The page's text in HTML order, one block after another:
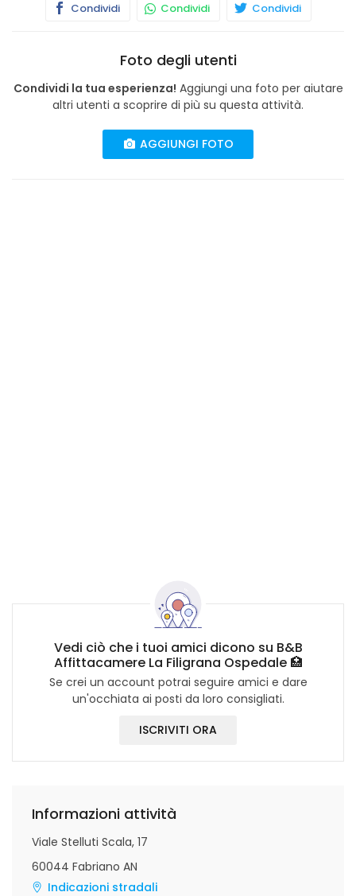
Condividi Condividi Condividi
Foto degli utenti
Condividi la tua esperienza! Aggiungi una foto per aiutare
altri utenti a scoprire di più su questa attività.
AGGIUNGI FOTO
Vedi ciò che i tuoi amici dicono su B&B
Affittacamere La Filigrana Ospedale 🏥
Se crei un account potrai seguire amici e dare
un'occhiata ai posti da loro consigliati.
ISCRIVITI ORA
Informazioni attività
Viale Stelluti Scala, 17
60044 Fabriano AN
Indicazioni stradali